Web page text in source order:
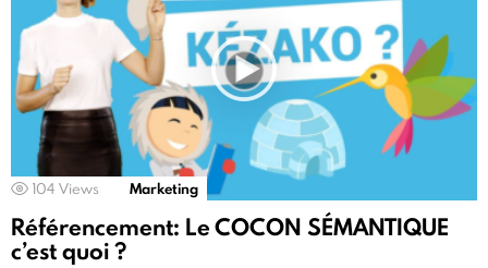
104 Views Marketing
Référencement: Le COCON SÉMANTIQUE
c’est quoi ?